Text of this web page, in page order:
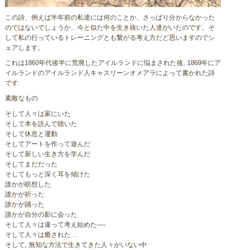
この詩、例えば半年前の私達には何のことか、さっぱり分からなかった
のではないでしょうか…今と似た中を生き抜いた人達がいたのです。そ
して私の行っているトレーニングとも繋がる考え方だど思いますのでシ
ェアします。
これは1860年代後半に荒廃したアイルランドに悩まされた後, 1869年にア
イルランドのアイルランド人キャスリーンオメアラによって書かれた詩
です.
素敵なもの
そして人々は家にいた
そして本を読んで聴いた
そして休息と運動
そしてアートを作って遊んだ
そして新しい生き方を学んだ
そしてまだだった
そしてもっと深く耳を傾けた
誰かが瞑想した
誰かが祈った
誰かが踊った
誰かが自分の影に会った
そして人々は違って考え始めた—-
そして人々は癒された…
そして, 無知な方法で生きてきた人々がいない中